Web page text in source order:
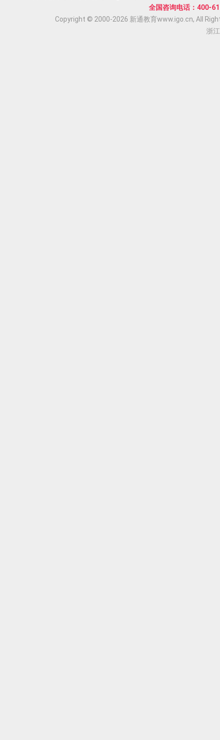
全国咨询电话：400-
Copyright © 2000-2026 新通教育www.igo.cn, All
浙